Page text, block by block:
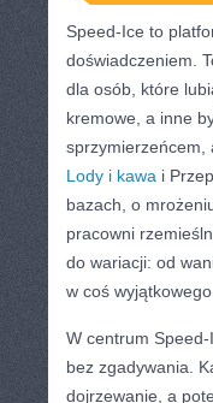
Speed-Ice to
doświadczeniem.
dla osób, które
kremowe, a inne
sprzymierzeńcem,
Lody i kawa i
bazach, o
pracowni
do wariacji: od
w coś wyjątkowego.
W centrum
bez zgadywania.
dojrzewanie, a